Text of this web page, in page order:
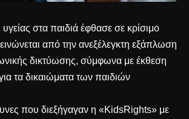
στα παιδιά έφθασε σε κρίσιμο
από την ανεξέλεγκτη εξάπλωση
δικτύωσης, σύμφωνα με έκθεση
τα δικαιώματα των παιδιών
που διεξήγαγαν η «KidsRights» με